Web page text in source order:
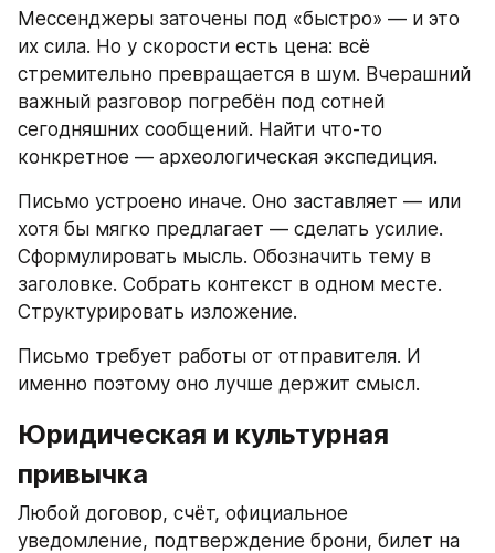
Мессенджеры заточены под «быстро» — и это
их сила. Но у скорости есть цена: всё
стремительно превращается в шум. Вчерашний
важный разговор погребён под сотней
сегодняшних сообщений. Найти что-то
конкретное — археологическая экспедиция.
Письмо устроено иначе. Оно заставляет — или
хотя бы мягко предлагает — сделать усилие.
Сформулировать мысль. Обозначить тему в
заголовке. Собрать контекст в одном месте.
Структурировать изложение.
Письмо требует работы от отправителя. И
именно поэтому оно лучше держит смысл.
Юридическая и культурная
привычка
Любой договор, счёт, официальное
уведомление, подтверждение брони, билет на